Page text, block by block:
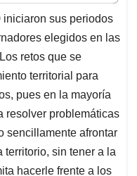
iniciaron sus periodos
elegidos en las
retos que se
territorial para
pues en la mayoría
resolver problemáticas
sencillamente afrontar
territorio, sin tener a la
hacerle frente a los